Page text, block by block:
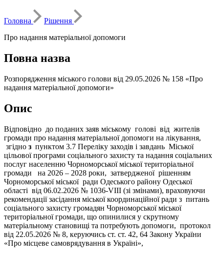
Головна
Рішення
Про надання матеріальної допомоги
Повна назва
Розпорядження міського голови від 29.05.2026 № 158 «Про
надання матеріальної допомоги»
Опис
Відповідно до поданих заяв міському голові від жителів
громади про надання матеріальної допомоги на лікування,
згідно з пунктом 3.7 Переліку заходів і завдань Міської
цільової програми соціального захисту та надання соціальних
послуг населенню Чорноморської міської територіальної
громади на 2026 – 2028 роки, затвердженої рішенням
Чорноморської міської ради Одеського району Одеської
області від 06.02.2026 № 1036-VIII (зі змінами), враховуючи
рекомендації засідання міської координаційної ради з питань
соціального захисту громадян Чорноморської міської
територіальної громади, що опинилися у скрутному
матеріальному становищі та потребують допомоги, протокол
від 22.05.2026 № 8, керуючись ст. ст. 42, 64 Закону України
«Про місцеве самоврядування в Україні»,